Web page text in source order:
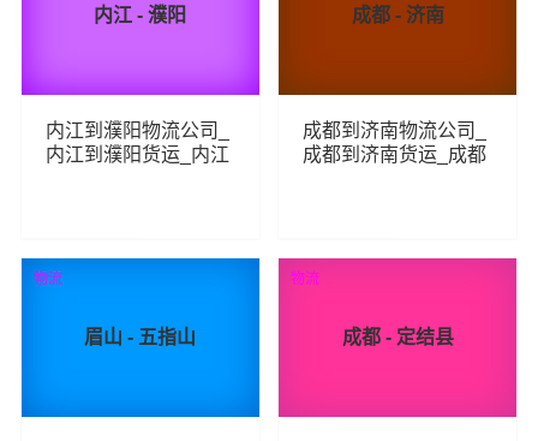
内江 - 濮阳
内江到濮阳物流公司_
内江到濮阳货运_内江
197 查看详细
成都 - 济南
成都到济南物流公司_
成都到济南货运_成都
535 查看详细
眉山 - 五指山
物流
成都 - 定结县
物流